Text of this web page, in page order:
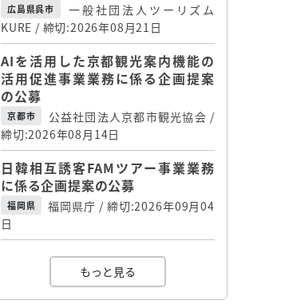
広島県呉市
一般社団法人ツーリズム
KURE / 締切:2026年08月21日
AIを活用した京都観光案内機能の
活用促進事業業務に係る企画提案
の公募
京都市
公益社団法人京都市観光協会 /
締切:2026年08月14日
日韓相互誘客FAMツアー事業業務
に係る企画提案の公募
福岡県
福岡県庁 / 締切:2026年09月04
日
もっと見る